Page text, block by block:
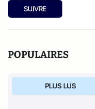
également l'auteur de
2017), "Êtres
SUIVRE
POPULAIRES
PLUS LUS